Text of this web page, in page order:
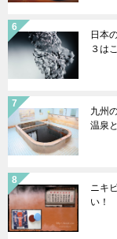
日本
３は
九州
温泉
ニキ
い！